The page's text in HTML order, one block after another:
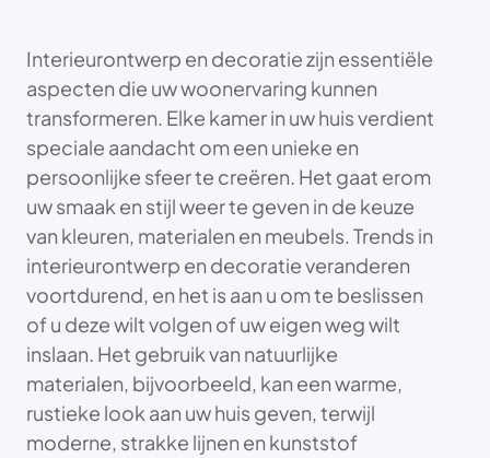
Interieurontwerp en decoratie zijn essentiële
aspecten die uw woonervaring kunnen
transformeren. Elke kamer in uw huis verdient
speciale aandacht om een unieke en
persoonlijke sfeer te creëren. Het gaat erom
uw smaak en stijl weer te geven in de keuze
van kleuren, materialen en meubels. Trends in
interieurontwerp en decoratie veranderen
voortdurend, en het is aan u om te beslissen
of u deze wilt volgen of uw eigen weg wilt
inslaan. Het gebruik van natuurlijke
materialen, bijvoorbeeld, kan een warme,
rustieke look aan uw huis geven, terwijl
moderne, strakke lijnen en kunststof